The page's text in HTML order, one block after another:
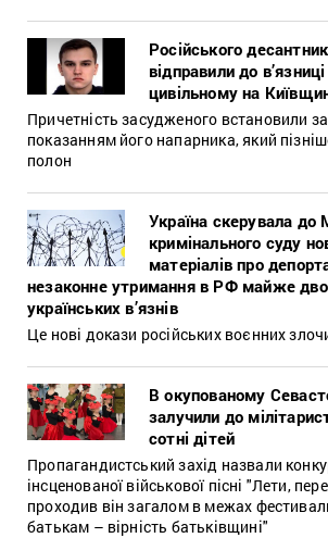
Російського
відправили до
цивільному на
Причетність засудженого встановили
показанням його напарника, який
полон
Україна скерувала до
кримінального суду
матеріалів про
незаконне утримання в РФ майже
українських в’язнів
Це нові докази російських воєнних
В окупованому
залучили до
сотні дітей
Пропагандистський захід назвали
інсценованої військової пісні "Лети,
проходив він загалом в межах
батькам – вірність батьківщині"